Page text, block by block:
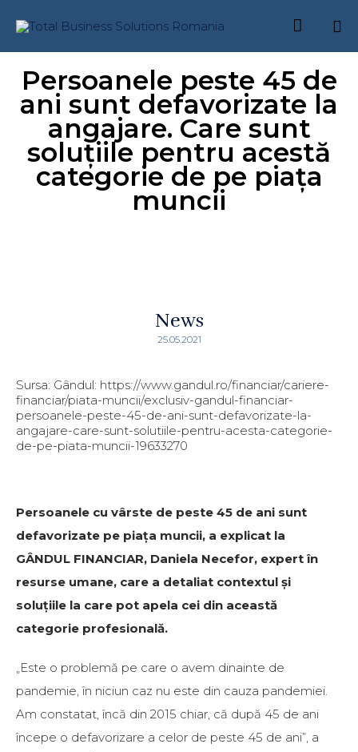

to
content
Persoanele peste 45 de
ani sunt defavorizate la
angajare. Care sunt
soluțiile pentru acestă
categorie de pe piața
muncii
News
25.05.2021
Sursa: Gândul: https://www.gandul.ro/financiar/cariere-
financiar/piata-muncii/exclusiv-gandul-financiar-
persoanele-peste-45-de-ani-sunt-defavorizate-la-
angajare-care-sunt-solutiile-pentru-acesta-categorie-
de-pe-piata-muncii-19633270
Persoanele cu vârste de peste 45 de ani sunt
defavorizate pe piața muncii, a explicat la
GÂNDUL FINANCIAR, Daniela Necefor, expert în
resurse umane, care a detaliat contextul și
soluțiile la care pot apela cei din această
categorie profesională.
„Este o problemă pe care o avem dinainte de
pandemie, în niciun caz nu este din cauza pandemiei.
Am constatat, încă din 2015 chiar, că după 45 de ani
începe o defavorizare a celor de peste 45 de ani”, a